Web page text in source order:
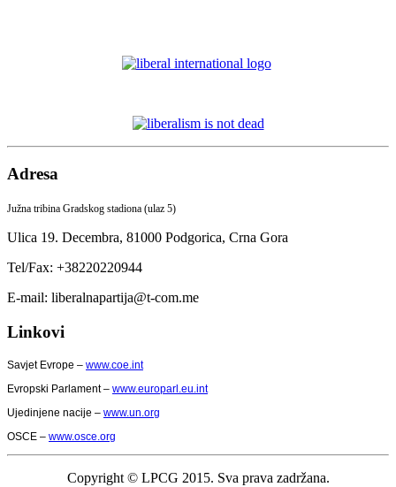
Adresa
Južna tribina Gradskog stadiona (ulaz 5)
Ulica 19. Decembra, 81000 Podgorica, Crna Gora
Tel/Fax: +38220220944
E-mail: liberalnapartija@t-com.me
Linkovi
Savjet Evrope – www.coe.int
Evropski Parlament – www.europarl.eu.int
Ujedinjene nacije – www.un.org
OSCE – www.osce.org
Copyright © LPCG 2015. Sva prava zadržana.